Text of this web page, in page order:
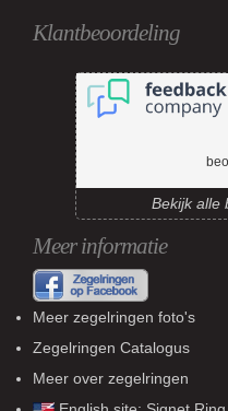
Klantbeoordeling
Bekijk alle
Meer informatie
Meer zegelringen foto's
Zegelringen Catalogus
Meer over zegelringen